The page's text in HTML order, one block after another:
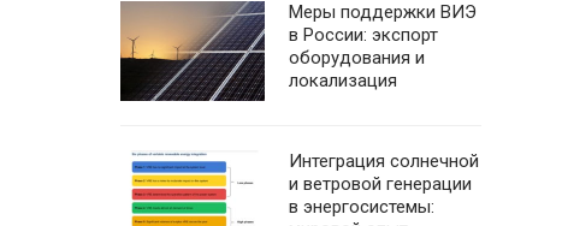
Меры поддержки ВИЭ
в России: экспорт
оборудования и
локализация
Интеграция солнечной
и ветровой генерации
в энергосистемы: